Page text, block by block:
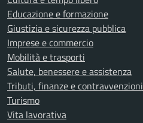
Educazione e formazione
Giustizia e sicurezza pubblica
Imprese e commercio
Mobilità e trasporti
Salute, benessere e assistenza
Tributi, finanze e contravvenzioni
Turismo
Vita lavorativa